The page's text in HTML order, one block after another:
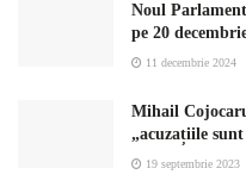
Noul
pe 20
11 decembrie 2024
Mihail
„acuzațiile
19 septembrie 2023